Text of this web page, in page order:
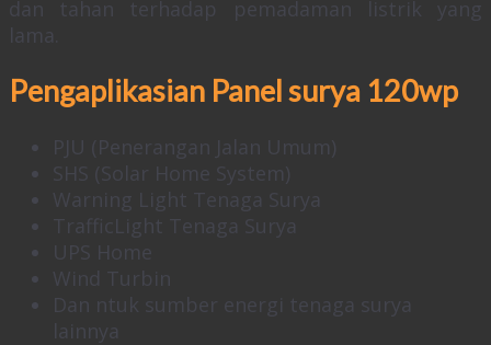
dan tahan terhadap pemadaman listrik yang
lama.
Pengaplikasian Panel surya 120wp
PJU (Penerangan Jalan Umum)
SHS (Solar Home System)
Warning Light Tenaga Surya
TrafficLight Tenaga Surya
UPS Home
Wind Turbin
Dan ntuk sumber energi tenaga surya
lainnya